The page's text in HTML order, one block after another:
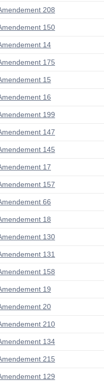
208
150
14
175
15
16
199
147
145
17
157
66
18
130
131
158
19
20
210
134
215
129